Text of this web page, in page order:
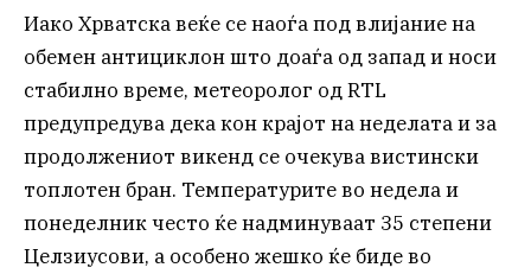
Иако Хрватска веќе се наоѓа под влијание на
обемен антициклон што доаѓа од запад и носи
стабилно време, метеоролог од RTL
предупредува дека кон крајот на неделата и за
продолжениот викенд се очекува вистински
топлотен бран. Температурите во недела и
понеделник често ќе надминуваат 35 степени
Целзиусови, а особено жешко ќе биде во